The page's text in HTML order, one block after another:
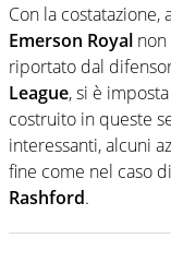
Con la
Emerson Royal non
riportato dal
League, si è
costruito in queste
interessanti, alcuni
fine come nel caso di
Rashford.